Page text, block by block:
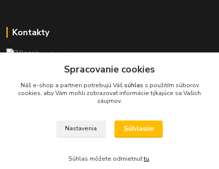
Kontakty
Zákaznícka podpora KaravanPoint
+421902309993
(Po-Pia, 9-18 hod.)
info@karavanpoint.sk
Spracovanie cookies
Náš e-shop a partneri potrebujú Váš súhlas s použitím súborov
cookies, aby Vám mohli zobrazovať informácie týkajúce sa Vašich
záujmov.
Nastavenia Súhlasím
Súhlas môžete odmietnuťtu.